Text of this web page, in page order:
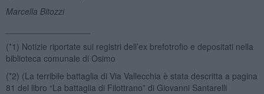
Marcella Bitozzi
(*1) Notizie riportate sui registri dell’ex brefotrofio e depositati nella
biblioteca comunale di Osimo
(*2) (La terribile battaglia di Via Vallecchia è stata descritta a pagina
81 del libro “La battaglia di Filottrano” di Giovanni Santarelli